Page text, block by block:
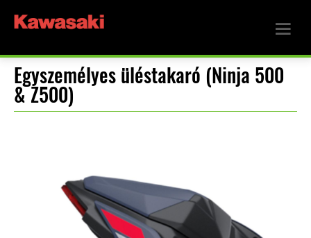
Egyszemélyes üléstakaró (Ninja 500
& Z500)